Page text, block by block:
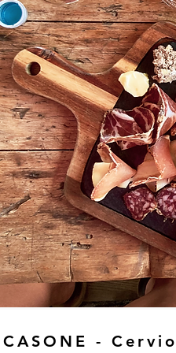
CASONE -